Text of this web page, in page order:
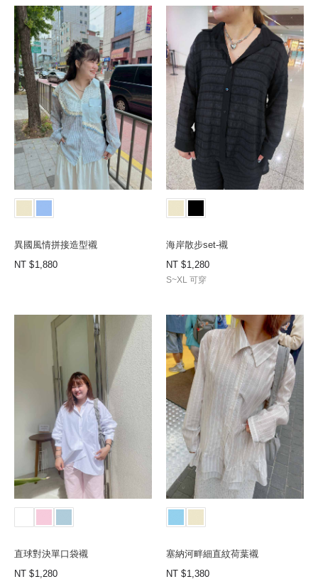
異國風情拼接造型襯
NT
1,880
海岸散步set-襯
NT
1,280
S~XL 可穿
直球對決單口袋襯
NT
1,280
塞納河畔細直紋荷葉襯
NT
1,380